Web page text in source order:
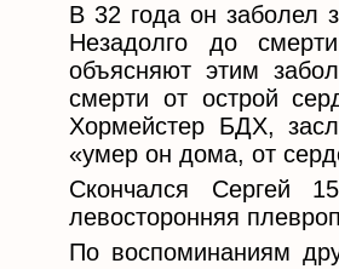
В 32 года он заболел
Незадолго до
объясняют этим
смерти от острой
Хормейстер БДХ,
«умер он дома, от
Скончался Сергей
левосторонняя
По воспоминаниям